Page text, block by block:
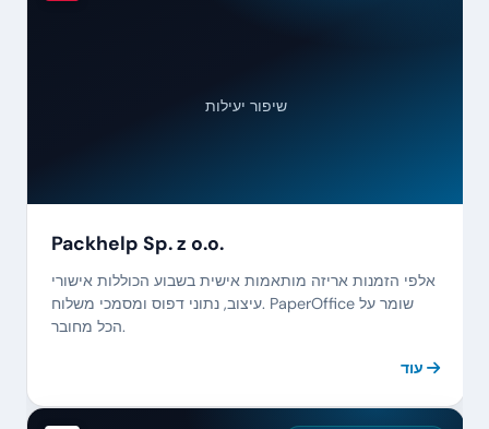
שיפור יעילות
Packhelp Sp. z o.o.
אלפי הזמנות אריזה מותאמות אישית בשבוע הכוללות אישורי
עיצוב, נתוני דפוס ומסמכי משלוח. PaperOffice שומר על
הכל מחובר.
עוד